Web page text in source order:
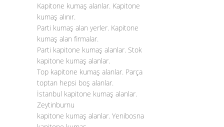
Kapitone kumaş alanlar. Kapitone
kumaş alınır.
Parti kumaş alan yerler. Kapitone
kumaş alan firmalar.
Parti kapitone kumaş alanlar. Stok
kapitone kumaş alanlar.
Top kapitone kumaş alanlar. Parça
toptan hepsi boş alanlar.
İstanbul kapitone kumaş alanlar.
Zeytinburnu
kapitone kumaş alanlar. Yenibosna